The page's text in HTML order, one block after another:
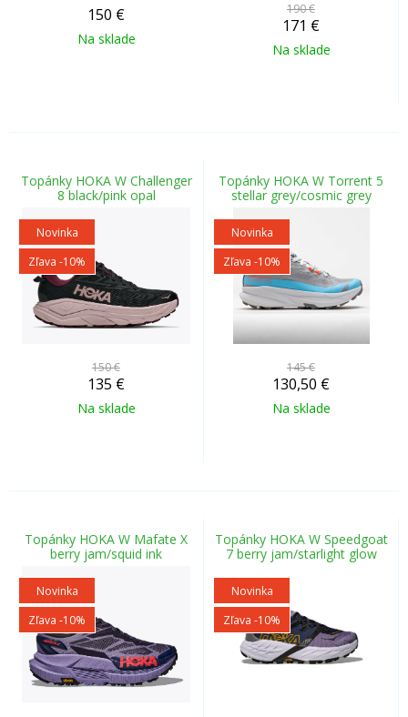
150 €
Na sklade
190 €
171 €
Na sklade
Topánky HOKA W Challenger
8 black/pink opal
Novinka
Zľava -10%
150 €
135 €
Na sklade
Topánky HOKA W Torrent 5
stellar grey/cosmic grey
Novinka
Zľava -10%
145 €
130,50 €
Na sklade
Topánky HOKA W Mafate X
berry jam/squid ink
Novinka
Zľava -10%
Topánky HOKA W Speedgoat
7 berry jam/starlight glow
Novinka
Zľava -10%